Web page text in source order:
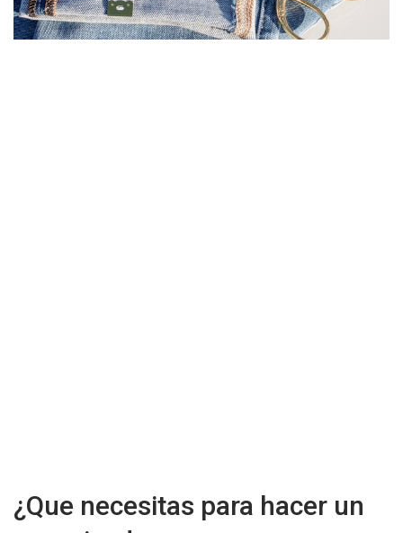
¿Que necesitas para hacer un